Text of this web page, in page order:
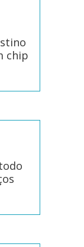
chip